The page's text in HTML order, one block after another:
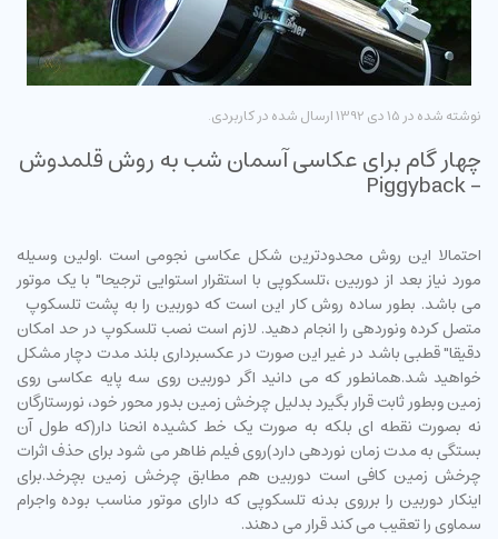
نوشته شده در15 دی 1392 ارسال شده درکاربردی.
چهار گام برای عکاسی آسمان شب به روش قلمدوش
- Piggyback
احتمالا این روش محدودترین شکل عکاسی نجومی است .اولین وسیله
مورد نیاز بعد از دوربین ،تلسکوپی با استقرار استوایی ترجیحا" با یک موتور
می باشد. بطور ساده روش کار این است که دوربین را به پشت تلسکوپ
متصل کرده ونوردهی را انجام دهید. لازم است نصب تلسکوپ در حد امکان
دقیقا" قطبی باشد در غیر این صورت در عکسبرداری بلند مدت دچار مشکل
خواهید شد.همانطور که می دانید اگر دوربین روی سه پایه عکاسی روی
زمین وبطور ثابت قرار بگیرد بدلیل چرخش زمین بدور محور خود، نورستارگان
نه بصورت نقطه ای بلکه به صورت یک خط کشیده انحنا دار(که طول آن
بستگی به مدت زمان نوردهی دارد)روی فیلم ظاهر می شود برای حذف اثرات
چرخش زمین کافی است دوربین هم مطابق چرخش زمین بچرخد.برای
اینکار دوربین را برروی بدنه تلسکوپی که دارای موتور مناسب بوده واجرام
سماوی را تعقیب می کند قرار می دهند.